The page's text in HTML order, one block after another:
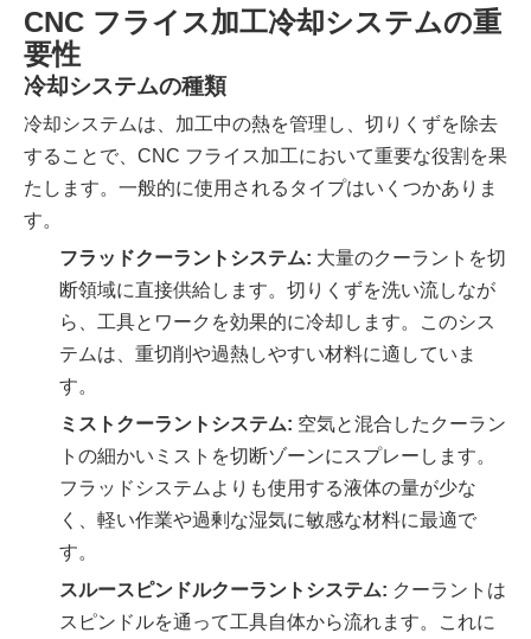
CNC フライス加工冷却システムの重
要性
冷却システムの種類
冷却システムは、加工中の熱を管理し、切りくずを除去
することで、CNC フライス加工において重要な役割を果
たします。一般的に使用されるタイプはいくつかありま
す。
フラッドクーラントシステム: 大量のクーラントを切
断領域に直接供給します。切りくずを洗い流しなが
ら、工具とワークを効果的に冷却します。このシス
テムは、重切削や過熱しやすい材料に適していま
す。
ミストクーラントシステム: 空気と混合したクーラン
トの細かいミストを切断ゾーンにスプレーします。
フラッドシステムよりも使用する液体の量が少な
く、軽い作業や過剰な湿気に敏感な材料に最適で
す。
スルースピンドルクーラントシステム: クーラントは
スピンドルを通って工具自体から流れます。これに